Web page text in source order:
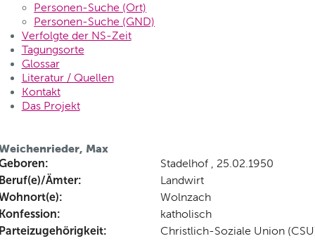
Personen-Suche (Ort)
Personen-Suche (GND)
Verfolgte der NS-Zeit
Tagungsorte
Glossar
Literatur / Quellen
Kontakt
Das Projekt
Max
Stadelhof , 25.02.1950
Ämter: Landwirt
Wolnzach
katholisch
Christlich-Soziale Union